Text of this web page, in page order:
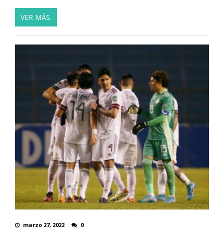
VER MÁS.
marzo 27, 2022 0